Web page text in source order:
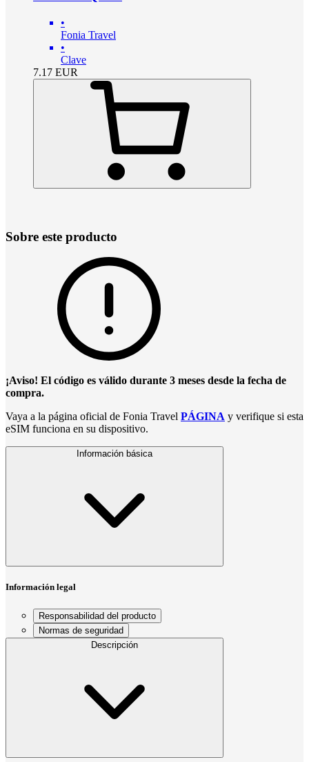
•
Fonia Travel
•
Clave
7.17 EUR
Sobre este producto
¡Aviso! El código es válido durante 3 meses desde la fecha de
compra.
Vaya a la página oficial de Fonia Travel PÁGINA y verifique si esta
eSIM funciona en su dispositivo.
Información básica
Información legal
Responsabilidad del producto
Normas de seguridad
Descripción